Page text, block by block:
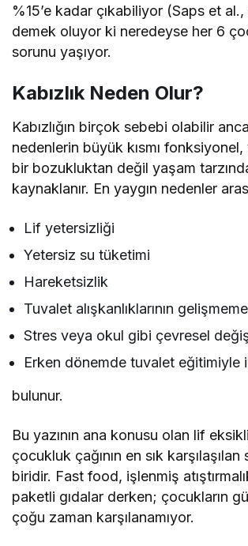
%15’e kadar çıkabiliyor (Saps et
demek oluyor ki neredeyse her 6
sorunu yaşıyor.
Kabızlık Neden Olur?
Kabızlığın birçok sebebi olabilir
nedenlerin büyük kısmı fonksiyonel,
bir bozukluktan değil yaşam
kaynaklanır. En yaygın nedenler
Lif yetersizliği
Yetersiz su tüketimi
Hareketsizlik
Tuvalet alışkanlıklarının
Stres veya okul gibi çevresel
Erken dönemde tuvalet eğitimiyle
bulunur.
Bu yazının ana konusu olan lif
çocukluk çağının en sık karşılaşılan
biridir. Fast food, işlenmiş
paketli gıdalar derken; çocukların
çoğu zaman karşılanamıyor.